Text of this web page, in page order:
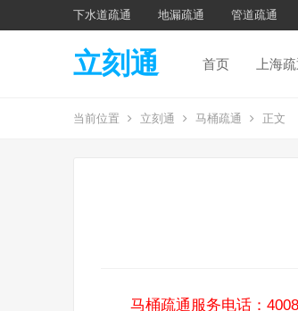
下水道疏通 地漏疏通 管道疏通
立刻通 首页 上海
当前位置 立刻通 马桶疏通 正文
马桶疏通服务电话：